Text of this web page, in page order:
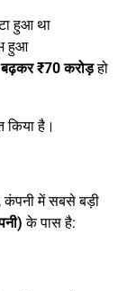
हुआ था
हुआ
₹70 करोड़हो
है।
में सबसे बड़ी
के पास है: